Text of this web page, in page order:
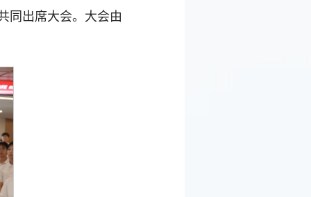
同出席大会。大会由